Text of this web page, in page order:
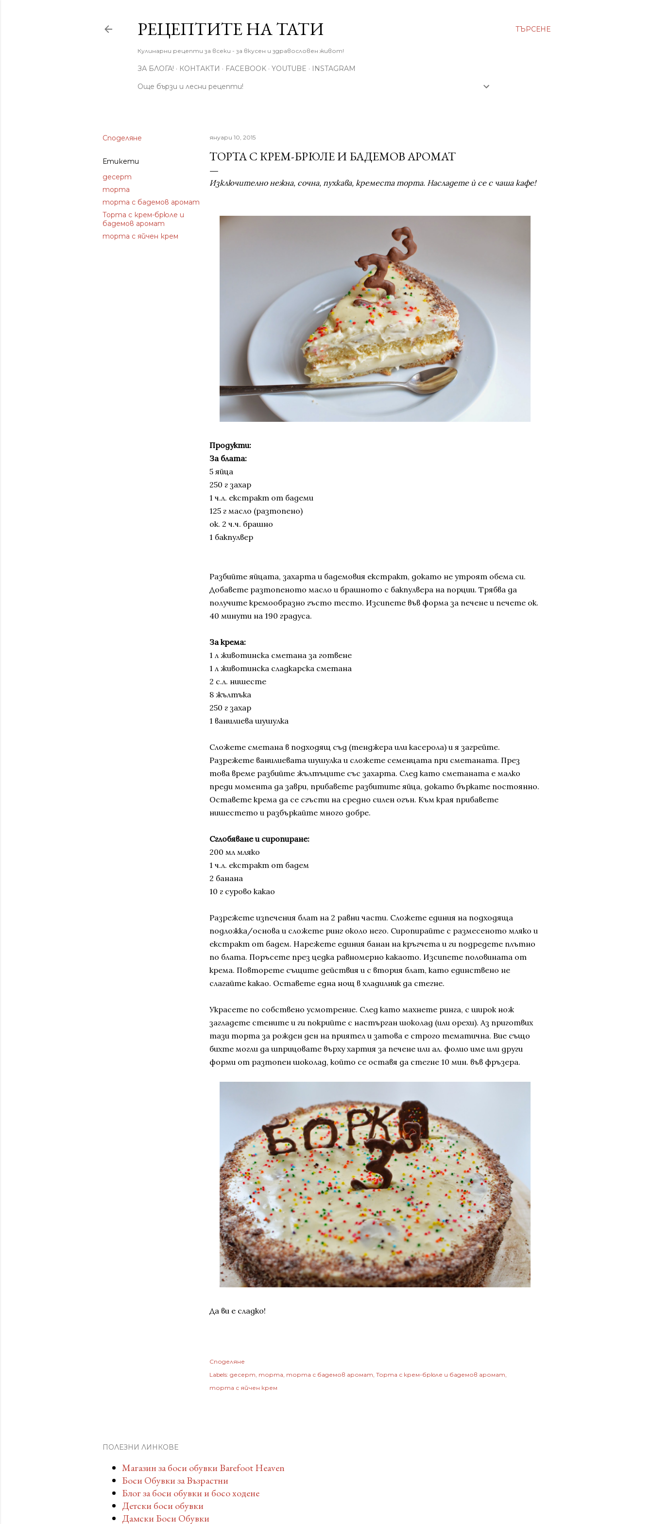
ТЪРСЕНЕ
РЕЦЕПТИТЕ НА ТАТИ
Кулинарни рецепти за всеки - за вкусен и здравословен живот!
ЗА БЛОГА! КОНТАКТИ FACEBOOK YOUTUBE INSTAGRAM
Още бързи и лесни рецепти!
Споделяне
Етикети
десерт
торта
торта с бадемов аромат
Торта с крем-брюле и
бадемов аромат
торта с яйчен крем
януари 10, 2015
ТОРТА С КРЕМ-БРЮЛЕ И БАДЕМОВ АРОМАТ
Изключително нежна, сочна, пухкава, креместа торта. Насладете ѝ се с чаша кафе!
Продукти:
За блата:
5 яйца
250 г захар
1 ч.л. екстракт от бадеми
125 г масло (разтопено)
ок. 2 ч.ч. брашно
1 бакпулвер
Разбийте яйцата, захарта и бадемовия екстракт, докато не утроят обема си.
Добавете разтопеното масло и брашното с бакпулвера на порции. Трябва да
получите кремообразно гъсто тесто. Изсипете във форма за печене и печете ок.
40 минути на 190 градуса.
За крема:
1 л животинска сметана за готвене
1 л животинска сладкарска сметана
2 с.л. нишесте
8 жълтъка
250 г захар
1 ванилиева шушулка
Сложете сметана в подходящ съд (тенджера или касерола) и я загрейте.
Разрежете ванилиевата шушулка и сложете семенцата при сметаната. През
това време разбийте жълтъците със захарта. След като сметаната е малко
преди момента да заври, прибавете разбитите яйца, докато бъркате постоянно.
Оставете крема да се сгъсти на средно силен огън. Към края прибавете
нишестето и разбъркайте много добре.
Сглобяване и сиропиране:
200 мл мляко
1 ч.л. екстракт от бадем
2 банана
10 г сурово какао
Разрежете изпечения блат на 2 равни части. Сложете единия на подходяща
подложка/основа и сложете ринг около него. Сиропирайте с размесеното мляко и
екстракт от бадем. Нарежете единия банан на кръгчета и ги подредете плътно
по блата. Поръсете през цедка равномерно какаото. Изсипете половината от
крема. Повторете същите действия и с втория блат, като единствено не
слагайте какао. Оставете една нощ в хладилник да стегне.
Украсете по собствено усмотрение. След като махнете ринга, с широк нож
загладете стените и ги покрийте с настърган шоколад (или орехи). Аз приготвих
тази торта за рожден ден на приятел и затова е строго тематична. Вие също
бихте могли да шприцовате върху хартия за печене или ал. фолио име или други
форми от разтопен шоколад, който се оставя да стегне 10 мин. във фръзера.
Да ви е сладко!
Споделяне
Labels: десерт торта торта с бадемов аромат Торта с крем-брюле и бадемов аромат
торта с яйчен крем
ПОЛЕЗНИ ЛИНКОВЕ
Магазин за боси обувки Barefoot Heaven
Боси Обувки за Възрастни
Блог за боси обувки и босо ходене
Детски боси обувки
Дамски Боси Обувки